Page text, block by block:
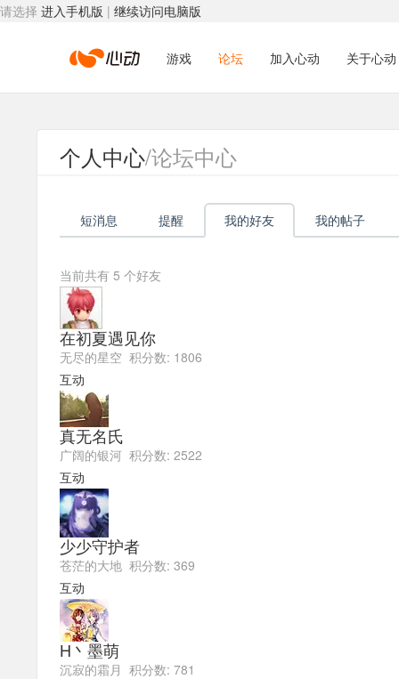
请选择 进入手机版 | 继续访问电脑版
心
动
络
游戏 论坛 加入心动 关于心动
个人中心/论坛中心
短消息 提醒 我的好友 我的帖子
当前共有 5 个好友
在初夏遇见你
无尽的星空 积分数: 1806
互动
真无名氏
广阔的银河 积分数: 2522
互动
少少守护者
苍茫的大地 积分数: 369
互动
H丶墨萌
沉寂的霜月 积分数: 781